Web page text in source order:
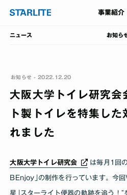
事業紹介
ニュース お知ら
お知らせ - 2022.12.20
大阪大学トイレ研究会
ト製トイレを特集した
れました
大阪大学トイレ研究会 は毎月1回
BEnjoy｣の制作を行っています。今
星｣スターライト便器の軌跡を追う！